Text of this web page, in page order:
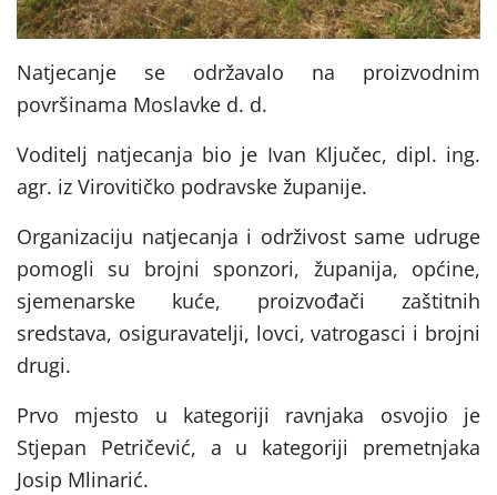
Natjecanje se održavalo na proizvodnim
površinama Moslavke d. d.
Voditelj natjecanja bio je Ivan Ključec, dipl. ing.
agr. iz Virovitičko podravske županije.
Organizaciju natjecanja i održivost same udruge
pomogli su brojni sponzori, županija, općine,
sjemenarske kuće, proizvođači zaštitnih
sredstava, osiguravatelji, lovci, vatrogasci i brojni
drugi.
Prvo mjesto u kategoriji ravnjaka osvojio je
Stjepan Petričević, a u kategoriji premetnjaka
Josip Mlinarić.